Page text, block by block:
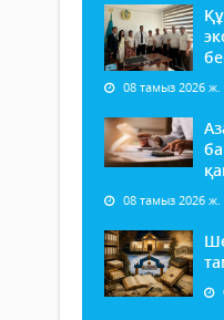
08 тамыз 2026 ж.
08 тамыз 2026 ж.